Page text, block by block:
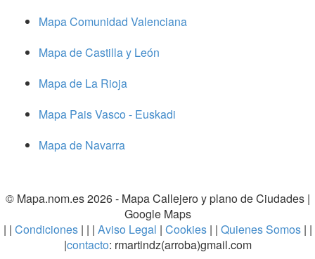
Mapa Comunidad Valenciana
Mapa de Castilla y León
Mapa de La Rioja
Mapa Pais Vasco - Euskadi
Mapa de Navarra
© Mapa.nom.es 2026 - Mapa Callejero y plano de Ciudades|
Google Maps
| | Condiciones| | | Aviso Legal | Cookies | | Quienes Somos | |
|contacto: rmartindz(arroba)gmail.com